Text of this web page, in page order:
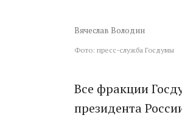
Вячеслав Володин
Фото: пресс-служба Госдумы
Все фракции
президента